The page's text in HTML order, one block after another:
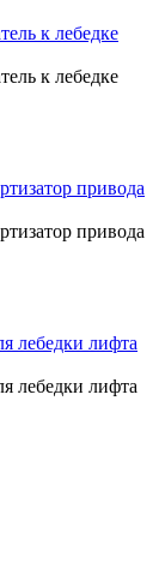
к лебедке
к лебедке
привода
привода
лебедки лифта
лебедки лифта